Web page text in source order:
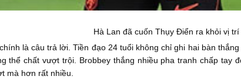
Hà Lan đã cuốn Thụy Điển ra khỏi vị
là câu trả lời. Tiền đạo 24 tuổi không chỉ ghi hai bàn
thể chất vượt trội. Brobbey thắng nhiều pha tranh chấp tay
mà hơn rất nhiều.